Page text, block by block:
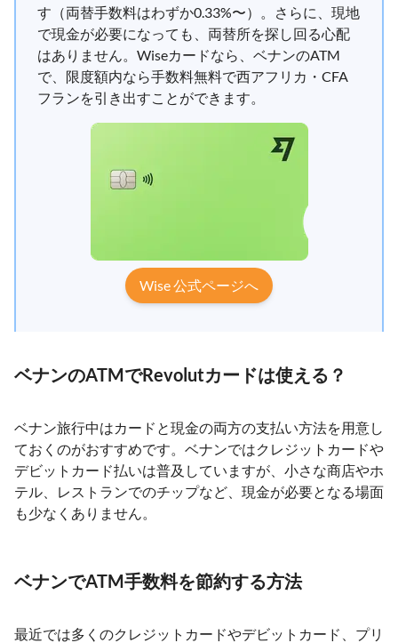
す（両替手数料はわずか0.33%〜）。さらに、現地
で現金が必要になっても、両替所を探し回る心配
はありません。Wiseカードなら、ベナンのATM
で、限度額内なら手数料無料で西アフリカ・CFA
フランを引き出すことができます。
Wise 公式ページへ
ベナンのATMでRevolutカードは使える？
ベナン旅行中はカードと現金の両方の支払い方法を用意し
ておくのがおすすめです。ベナンではクレジットカードや
デビットカード払いは普及していますが、小さな商店やホ
テル、レストランでのチップなど、現金が必要となる場面
も少なくありません。
ベナンでATM手数料を節約する方法
最近では多くのクレジットカードやデビットカード、プリ